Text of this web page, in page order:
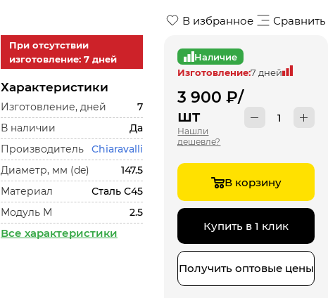
В избранное Сравнить
При отсутствии
изготовление: 7 дней
Характеристики
Изготовление, дней
7
В наличии
Да
Производитель
Chiaravalli
Диаметр, мм (de)
147.5
Материал
Сталь С45
Модуль М
2.5
Все характеристики
Наличие
Изготовление:7 дней
3 900 ₽/
шт
Нашли
дешевле?
В корзину
Купить в 1 клик
Получить оптовые цены